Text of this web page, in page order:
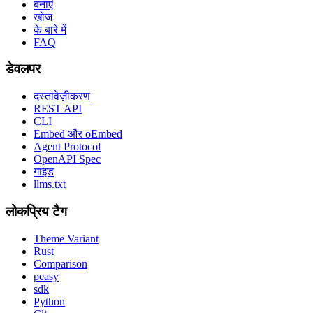
बनाएं
खोज
के बारे में
FAQ
डेवलपर
दस्तावेज़ीकरण
REST API
CLI
Embed और oEmbed
Agent Protocol
OpenAPI Spec
गाइड
llms.txt
लोकप्रिय टैग
Theme Variant
Rust
Comparison
peasy
sdk
Python